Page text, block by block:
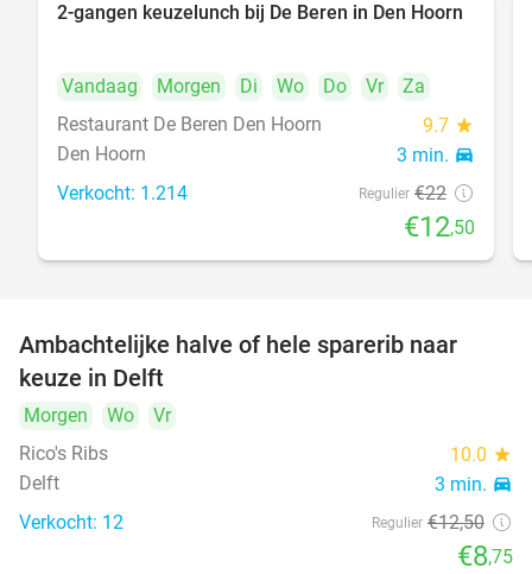
43%
2-gangen keuzelunch bij De Beren in Den Hoorn
Vandaag Morgen Di Wo Do Vr
Za
Restaurant De Beren Den Hoorn
9.7 star
Den Hoorn 3 min. directions_car
Verkocht: 1.214 Regulier €22
€12,50
Ambachtelijke halve of hele sparerib naar
keuze in Delft
Morgen Wo
Vr
Rico's Ribs
10.0 star
Delft 3 min. directions_car
Verkocht: 12 Regulier €12,50
€8,75